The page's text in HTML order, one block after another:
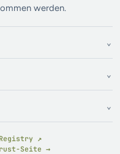
werden.
⌄
⌄
⌄
Registry ↗
Seite →